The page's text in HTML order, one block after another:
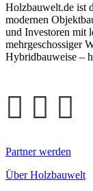
Holzbauwelt.de ist
modernen
und Investoren mit
mehrgeschossiger
Hybridbauweise –
Partner werden
Über Holzbauwelt